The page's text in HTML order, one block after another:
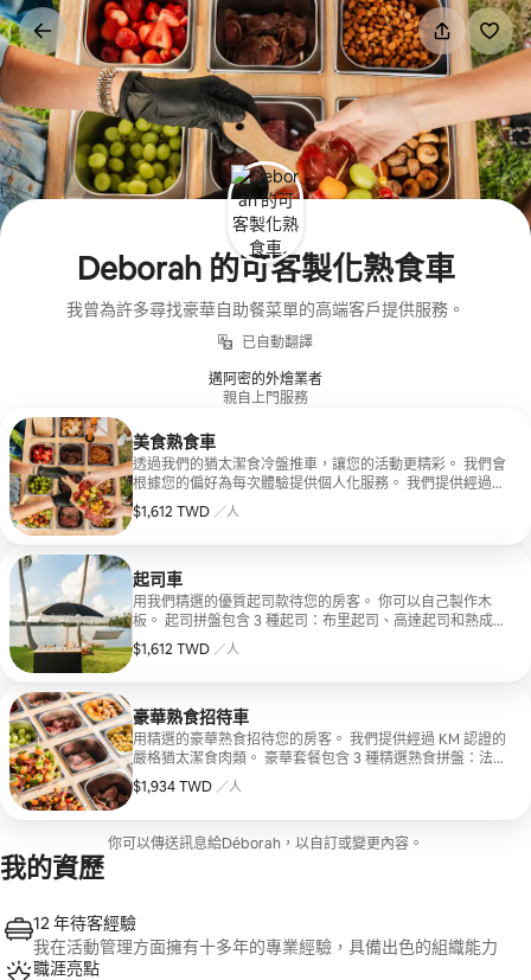
略
過
以
往
內
容
Deborah 的可客製化熟食車
我曾為許多尋找豪華自助餐菜單的高端客戶提供服務。
已自動翻譯
邁阿密的外燴業者
親自上門服務
美食熟食車
透過我們的猶太潔食冷盤推車，讓您的活動更精彩。 我們會
根據您的偏好為每次體驗提供個人化服務。 我們提供經過
KM 認證的嚴格猶太潔食肉類。 如有需要，可提供監護服
務。 美食套餐包含 3 種精選熟食拼盤：法式香腸、Rosette
黃瓜、堅果、什錦餅乾、椒鹽捲餅，以及芥末和無花果。
$1,612 TWD ／人
每人 $1,612 TWD
起司車
用我們精選的優質起司款待您的房客。 你可以自己製作木
板。 起司拼盤包含 3 種起司：布里起司、高達起司和熟成切
達起司。 美味配菜：時令水果、乾果、橄欖、醃菜、堅果、
薄脆餅乾、椒鹽捲餅，以及蜂蜜和無花果果醬。
$1,612 TWD ／人
每人 $1,612 TWD
豪華熟食招待車
用精選的豪華熟食招待您的房客。 我們提供經過 KM 認證的
嚴格猶太潔食肉類。 豪華套餐包含 3 種精選熟食拼盤：法式
香腸、Rosette 香腸、義大利乾肉、莎樂美腸和西班牙辣
腸。 此外，您還可以選擇 2 種額外的豪華熟成肉品：義式火
時令水果、乾果、黃瓜和胡蘿蔔、橄欖和醃黃瓜、堅果、什
錦餅乾、椒鹽捲餅，以及芥末和無花果。
$1,934 TWD ／人
每人 $1,934 TWD
你可以傳送訊息給Déborah，以自訂或變更內容。
我的資歷
12 年待客經驗
我在活動管理方面擁有十多年的專業經驗，具備出色的組織能力
職涯亮點